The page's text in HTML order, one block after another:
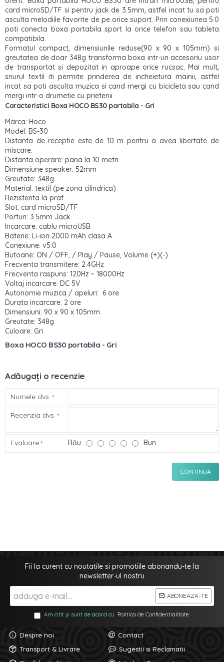
card microSD/TF si pentru jack de 3.5mm, astfel incat tu sa poti
asculta melodiile favorite de pe orice suport. Prin conexiunea 5.0
poti conecta boxa portabila sport la orice telefon sau tableta
compatibila.
Formatul compact, dimensiunile reduse(90 x 90 x 105mm) si
greutatea de doar 348g transforma boxa intr-un accesoriu usor
de transportat si depozitat in aproape orice rucsac. Mai mult,
snurul textil iti permite prinderea de incheietura mainii, astfel
incat sa poti asculta muzica si cand mergi cu bicicleta sau cand
mergi intr-o drumetie cu prietenii.
Caracteristici Boxa HOCO BS30 portabila - Gri
Marca: Hoco
Model: BS-30
Distanta de receptie este de 10 m pentru a avea libertate de
miscare.
Distanta operare: pana la 10 metri
Dimensiune speaker: 52mm
Greutate: 348g
Material: textil (pe zona cilindrica)
Rezistenta la praf
Slot: card microSD/TF
Porturi: 3.5mm Jack
Incarcare: cablu microUSB
Baterie: Li-ion 2000 mAh clasa A
Conexiune: v5.0
Butoane: ON / OFF, / Play / Pause, Volume (+)(-)
Frecventa transmitere: 2.4GHz
Frecventa raspuns: 120Hz ~ 18000Hz
Voltaj incarcare: DC 5V
Autonomie muzica / apeluri: 6 ore
Durata incarcare: 2 ore
Dimensiuni: 90 x 90 x 105mm
Greutate: 348g
Culoare: Gri
Boxa HOCO BS30 portabila - Gri
Adăugați o recenzie
Numele dvs.
Recenzia dvs.
Evaluare Rău Bun
CONTINUA
Fii la curent cu noutatile si promotiile abonandu-te la
newsletter-ul nostru
ABONEAZA-TE
Am citit și sunt de acord cu Politica de Confidentialitate
Despre noi
Transport & Livrare
Contact
Sugestii si Reclamatii